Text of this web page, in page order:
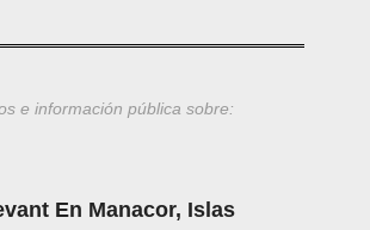
e información pública sobre:
En Manacor, Islas